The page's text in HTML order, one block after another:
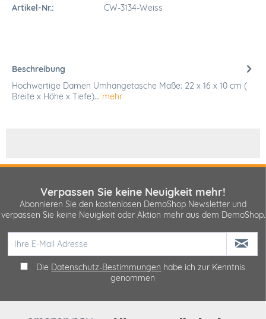
Artikel-Nr.: CW-3134-Weiss
Beschreibung
Hochwertige Damen Umhängetasche Maße: 22 x 16 x 10 cm (
Breite x Höhe x Tiefe)... mehr
Verpassen Sie keine Neuigkeit mehr!
Abonnieren Sie den kostenlosen DemoShop Newsletter und
verpassen Sie keine Neuigkeit oder Aktion mehr aus dem DemoShop.
Die Datenschutz-Bestimmungen habe ich zur Kenntnis
genommen